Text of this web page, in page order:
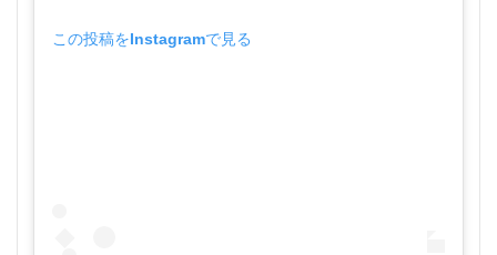
この投稿をInstagramで見る